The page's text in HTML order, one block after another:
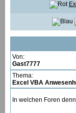
Von:
Gast7777
Thema:
Excel VBA
In welchen Foren